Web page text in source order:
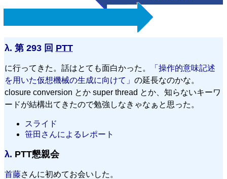
λ. 第 293 回 PTT
に行ってきた。話はとても面白かった。
「操作的意味記述
を用いた仮想機械の生成に向けて」 の延長なのかな。
closure conversion とか super thread とか、知らないキーワ
ードが結構出てきたので勉強しなきゃなぁと思った。
スライド
笹田さんによるレポート
λ. PTT懇親会
首藤さんに初めてお会いした。